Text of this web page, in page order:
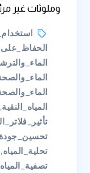
وملوثات غير
Tags
المياه_النقية,
تحلية_المياه,
تصفية_المياه